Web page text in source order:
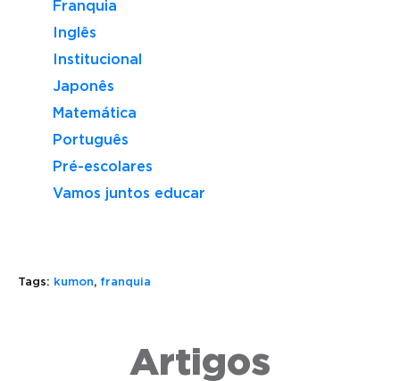
Franquia
Inglês
Institucional
Japonês
Matemática
Português
Pré-escolares
Vamos juntos educar
Tags: kumon, franquia
Artigos
DE